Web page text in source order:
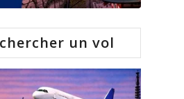
un vol